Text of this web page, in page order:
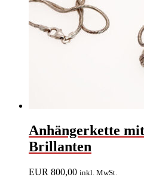
Anhängerkette
Brillanten
EUR 800,00 inkl. MwSt.